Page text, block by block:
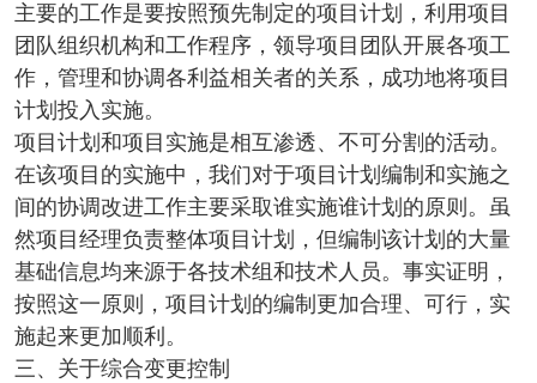
主要的工作是要按照预先制定的项目计划，利用项目
团队组织机构和工作程序，领导项目团队开展各项工
作，管理和协调各利益相关者的关系，成功地将项目
计划投入实施。
项目计划和项目实施是相互渗透、不可分割的活动。
在该项目的实施中，我们对于项目计划编制和实施之
间的协调改进工作主要采取谁实施谁计划的原则。虽
然项目经理负责整体项目计划，但编制该计划的大量
基础信息均来源于各技术组和技术人员。事实证明，
按照这一原则，项目计划的编制更加合理、可行，实
施起来更加顺利。
三、关于综合变更控制